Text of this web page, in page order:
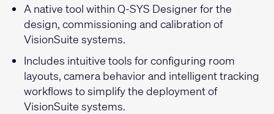
A native tool within Q-SYS Designer for the
design, commissioning and calibration of
VisionSuite systems.
Includes intuitive tools for configuring room
layouts, camera behavior and intelligent tracking
workflows to simplify the deployment of
VisionSuite systems.